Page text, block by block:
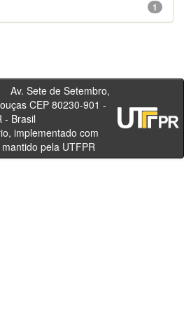
1
de Setembro,
CEP 80230-901 -
- PR - Brasil
implementado com
pela UTFPR